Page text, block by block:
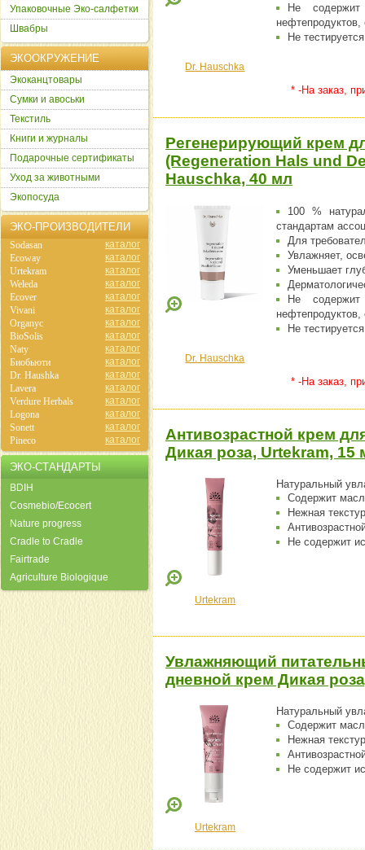
Не содержит
нефтепродуктов,
Не
Dr. Hauschka
* -На заказ,
Регенерирующий крем
(Regeneration Hals und
Hauschka, 40 мл
100 %
стандартам
Для
Увлажняет,
Уменьшает
Не содержит
нефтепродуктов,
Не
Dr. Hauschka
* -На заказ,
Антивозрастной крем
Дикая роза, Urtekram, 15
Натуральный
Содержит
Нежная
Не содержит
Urtekram
Увлажняющий
дневной крем Дикая
Натуральный
Содержит
Нежная
Не содержит
Urtekram
Упаковочные Эко-салфетки
Швабры
ЭКООКРУЖЕНИЕ
Экоканцтовары
Сумки и авоськи
Текстиль
Книги и журналы
Подарочные сертификаты
Уход за животными
Экопосуда
ЭКО-ПРОИЗВОДИТЕЛИ
Sodasan
каталог
Ecoway
каталог
Urtekram
каталог
Weleda
каталог
Ecover
каталог
Vivani
каталог
Organyc
каталог
BioSolis
каталог
Naty
каталог
Биобьюти
каталог
Dr. Haushka
каталог
Lavera
каталог
Verdure Herbals
каталог
Logona
каталог
Sonett
каталог
Pineco
каталог
ЭКО-СТАНДАРТЫ
BDIH
Cosmebio/Ecocert
Nature progress
Cradle to Cradle
Fairtrade
Agriculture Biologique